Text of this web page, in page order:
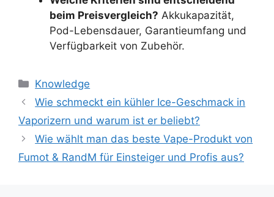
beim Preisvergleich? Akkukapazität,
Pod-Lebensdauer, Garantieumfang und
Verfügbarkeit von Zubehör.
Knowledge
Wie schmeckt ein kühler Ice-Geschmack in
Vaporizern und warum ist er beliebt?
Wie wählt man das beste Vape-Produkt von
Fumot & RandM für Einsteiger und Profis aus?